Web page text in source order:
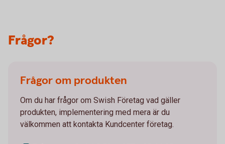
Frågor?
Frågor om produkten
Om du har frågor om Swish Företag vad gäller
produkten, implementering med mera är du
välkommen att kontakta Kundcenter företag.